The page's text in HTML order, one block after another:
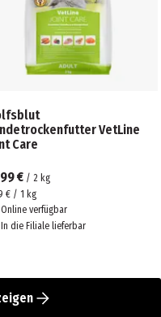
VetLine
Care
€ / 2 kg
€ / 1 kg
Online verfügbar
In die Filiale lieferbar